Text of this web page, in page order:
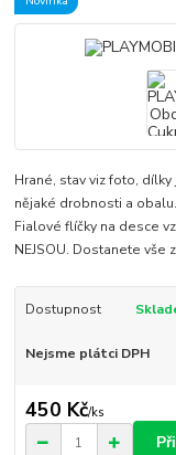
Hrané, stav viz foto,
nějaké drobnosti a
Fialové flíčky na desce
NEJSOU. Dostanete vše
Dostupnost
Nejsme plátci DPH
450 Kč/ks